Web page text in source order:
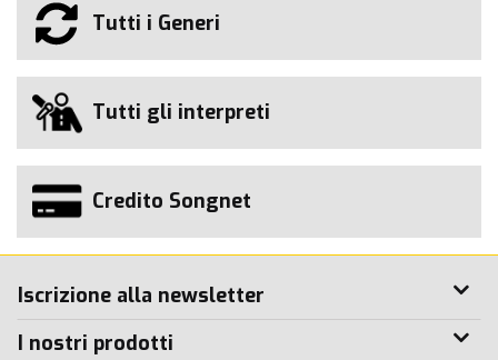
Tutti i Generi
Tutti gli interpreti
Credito Songnet
Iscrizione alla newsletter
I nostri prodotti